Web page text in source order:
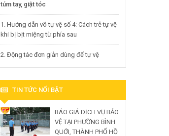
túm tay, giật tóc
1. Hướng dẫn võ tự vệ số 4: Cách trẻ tự vệ
khi bị bịt miệng từ phía sau
2. Động tác đơn giản dùng để tự vệ
TIN TỨC NỔI BẬT
BÁO GIÁ DỊCH VỤ BẢO
VỆ TẠI PHƯỜNG BÌNH
QUỚI, THÀNH PHỐ HỒ